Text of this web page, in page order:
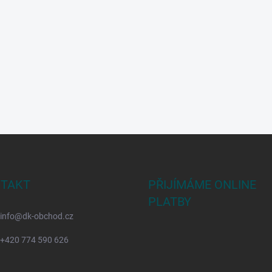
info@dk-obchod.cz
+420 774 590 626
PŘIJÍMÁME ONLINE
PLATBY